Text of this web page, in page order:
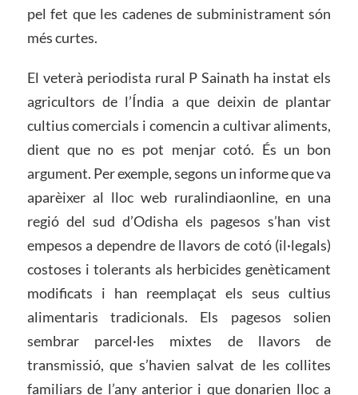
pel fet que les cadenes de subministrament són
més curtes.
El veterà periodista rural P Sainath ha instat els
agricultors de l’Índia a que deixin de plantar
cultius comercials i comencin a cultivar aliments,
dient que no es pot menjar cotó. És un bon
argument. Per exemple, segons un informe que va
aparèixer al lloc web ruralindiaonline, en una
regió del sud d’Odisha els pagesos s’han vist
empesos a dependre de llavors de cotó (il·legals)
costoses i tolerants als herbicides genèticament
modificats i han reemplaçat els seus cultius
alimentaris tradicionals. Els pagesos solien
sembrar parcel·les mixtes de llavors de
transmissió, que s’havien salvat de les collites
familiars de l’any anterior i que donarien lloc a